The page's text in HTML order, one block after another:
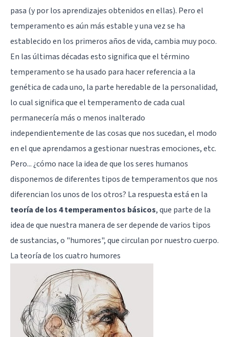
pasa (y por los aprendizajes obtenidos en ellas). Pero el
temperamento es aún más estable y una vez se ha
establecido en los primeros años de vida, cambia muy poco.
En las últimas décadas esto significa que el término
temperamento se ha usado para hacer referencia a la
genética de cada uno, la parte heredable de la personalidad,
lo cual significa que el temperamento de cada cual
permanecería más o menos inalterado
independientemente de las cosas que nos sucedan, el modo
en el que aprendamos a gestionar nuestras emociones, etc.
Pero... ¿cómo nace la idea de que los seres humanos
disponemos de diferentes tipos de temperamentos que nos
diferencian los unos de los otros? La respuesta está en la
teoría de los 4 temperamentos básicos, que parte de la
idea de que nuestra manera de ser depende de varios tipos
de sustancias, o "humores", que circulan por nuestro cuerpo.
La teoría de los cuatro humores